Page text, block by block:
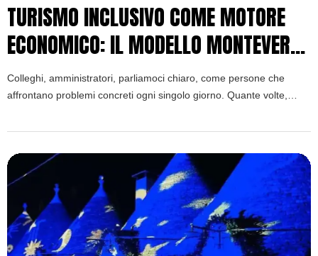
TURISMO INCLUSIVO COME MOTORE
ECONOMICO: IL MODELLO MONTEVERDE
PER UNA DESTINAZIONE UNICA
Colleghi, amministratori, parliamoci chiaro, come persone che
affrontano problemi concreti ogni singolo giorno. Quante volte,
sulla voce “rimozione delle barriere architettoniche” con un misto di
mente va subito alla rampa da costruire o all’ascensore da […]